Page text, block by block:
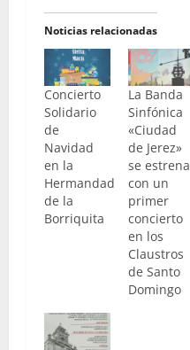
Noticias relacionadas
Concierto
Solidario
de
Navidad
en la
Hermandad
de la
Borriquita
La Banda
Sinfónica
«Ciudad
de Jerez»
se estrena
con un
primer
concierto
en los
Claustros
de Santo
Domingo